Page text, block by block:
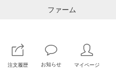
ファーム
注文履歴 お知らせ マイページ